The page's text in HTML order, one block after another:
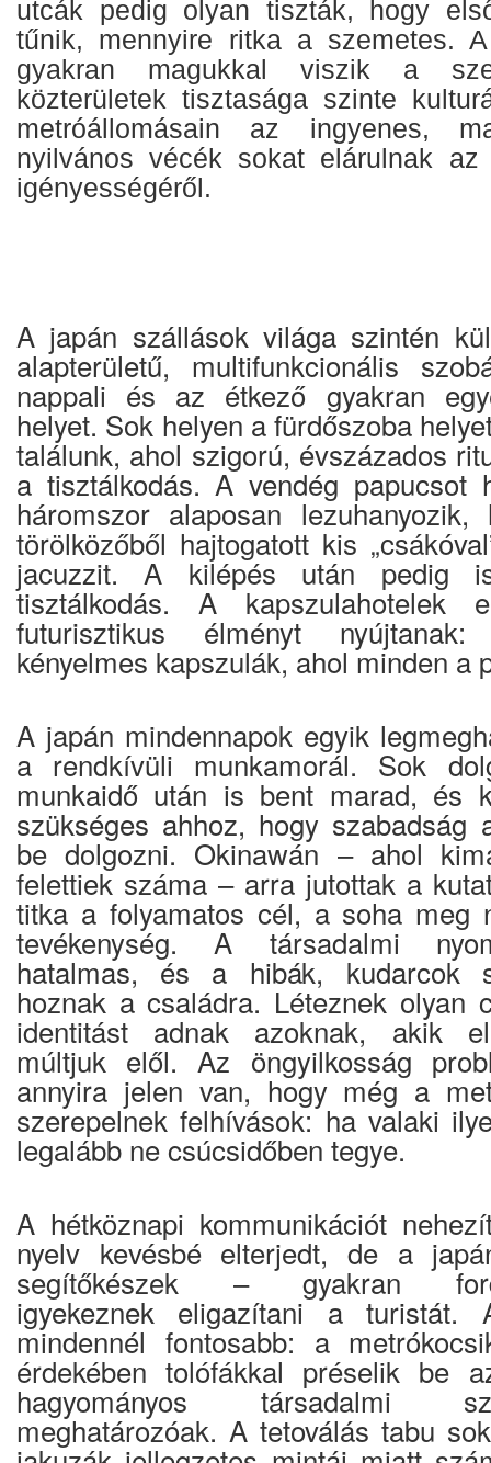
utcák pedig olyan tiszták, hogy
tűnik, mennyire ritka a szemetes.
gyakran magukkal viszik a
közterületek tisztasága szinte
metróállomásain az ingyenes,
nyilvános vécék sokat elárulnak az
igényességéről.
A japán szállások világa szintén
alapterületű, multifunkcionális
nappali és az étkező gyakran
helyet. Sok helyen a fürdőszoba
találunk, ahol szigorú, évszázados
a tisztálkodás. A vendég papucsot
háromszor alaposan
törölközőből hajtogatott kis
jacuzzit. A kilépés után pedig
tisztálkodás. A kapszulahotelek
futurisztikus élményt
kényelmes kapszulák, ahol minden a
A japán mindennapok egyik
a rendkívüli munkamorál. Sok
munkaidő után is bent marad, és
szükséges ahhoz, hogy szabadság
be dolgozni. Okinawán – ahol
felettiek száma – arra jutottak a
titka a folyamatos cél, a soha meg
tevékenység. A társadalmi
hatalmas, és a hibák, kudarcok
hoznak a családra. Léteznek olyan
identitást adnak azoknak, akik
múltjuk elől. Az öngyilkosság
annyira jelen van, hogy még a
szerepelnek felhívások: ha valaki
legalább ne csúcsidőben tegye.
A hétköznapi kommunikációt
nyelv kevésbé elterjedt, de a
segítőkészek – gyakran
igyekeznek eligazítani a turistát.
mindennél fontosabb: a
érdekében tolófákkal préselik be
hagyományos társadalmi
meghatározóak. A tetoválás tabu